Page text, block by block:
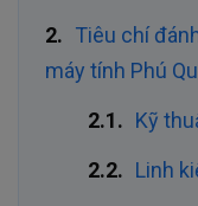
Tiêu chí
máy tính Phú
Kỹ
Linh